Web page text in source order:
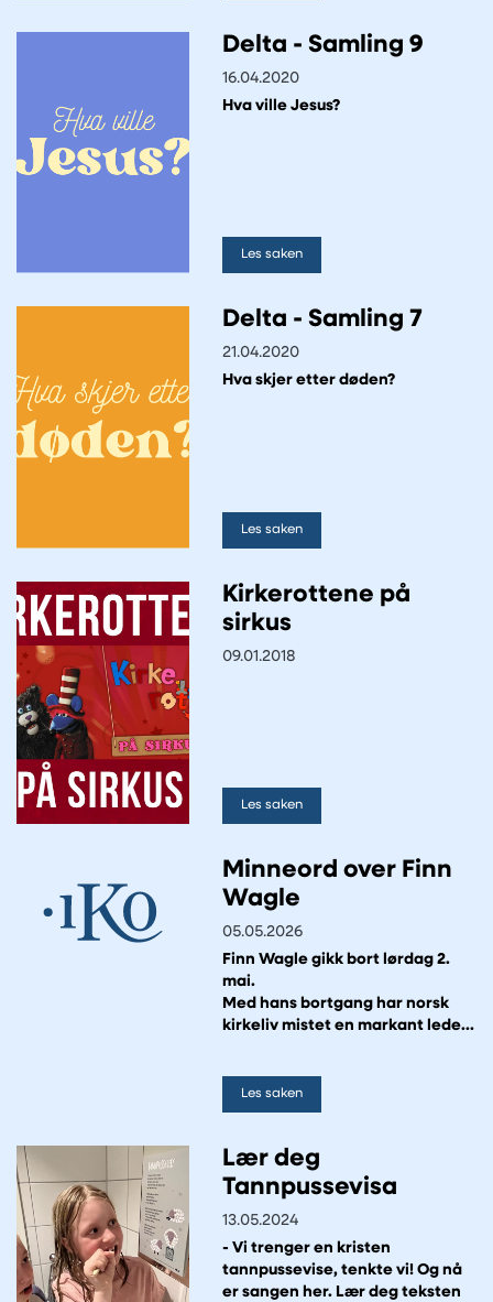
Delta - Samling 9
16.04.2020
Hva ville Jesus?
Les saken
Delta - Samling 7
21.04.2020
Hva skjer etter døden?
Les saken
Kirkerottene på
sirkus
09.01.2018
Les saken
Minneord over Finn
Wagle
05.05.2026
Finn Wagle gikk bort lørdag 2.
mai.
Med hans bortgang har norsk
kirkeliv mistet en markant leder,
kirke og oppvekst – mistet vi en
av dem som bar og formet
selvforståelse i en viktig
periode.
Les saken
Lær deg
Tannpussevisa
13.05.2024
- Vi trenger en kristen
tannpussevise, tenkte vi! Og nå
er sangen her. Lær deg teksten